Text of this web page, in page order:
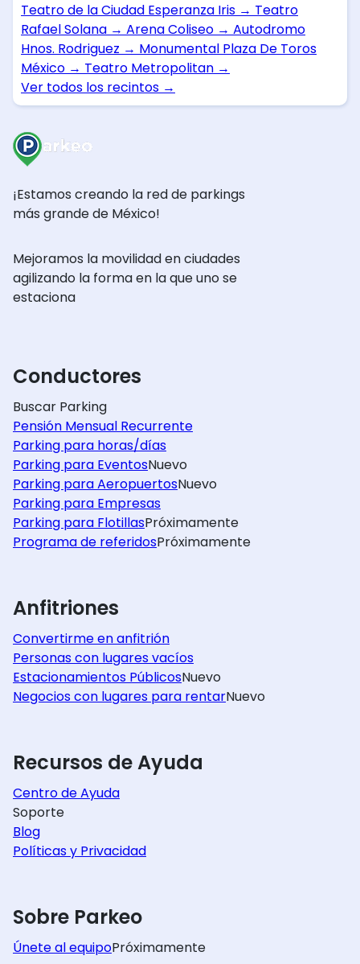
Teatro de la Ciudad Esperanza Iris → Teatro
Rafael Solana → Arena Coliseo → Autodromo
Hnos. Rodriguez → Monumental Plaza De Toros
México → Teatro Metropolitan →
Ver todos los recintos →
¡Estamos creando la red de parkings
más grande de México!
Mejoramos la movilidad en ciudades
agilizando la forma en la que uno se
estaciona
Conductores
Buscar Parking
Pensión Mensual Recurrente
Parking para horas/días
Parking para EventosNuevo
Parking para AeropuertosNuevo
Parking para Empresas
Parking para FlotillasPróximamente
Programa de referidosPróximamente
Anfitriones
Convertirme en anfitrión
Personas con lugares vacíos
Estacionamientos PúblicosNuevo
Negocios con lugares para rentarNuevo
Recursos de Ayuda
Centro de Ayuda
Soporte
Blog
Políticas y Privacidad
Sobre Parkeo
Únete al equipoPróximamente